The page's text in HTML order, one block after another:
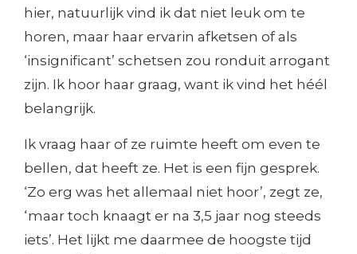
hier, natuurlijk vind ik dat niet leuk om te
horen, maar haar ervarin afketsen of als
‘insignificant’ schetsen zou ronduit arrogant
zijn. Ik hoor haar graag, want ik vind het héél
belangrijk.
Ik vraag haar of ze ruimte heeft om even te
bellen, dat heeft ze. Het is een fijn gesprek.
‘Zo erg was het allemaal niet hoor’, zegt ze,
‘maar toch knaagt er na 3,5 jaar nog steeds
iets’. Het lijkt me daarmee de hoogste tijd